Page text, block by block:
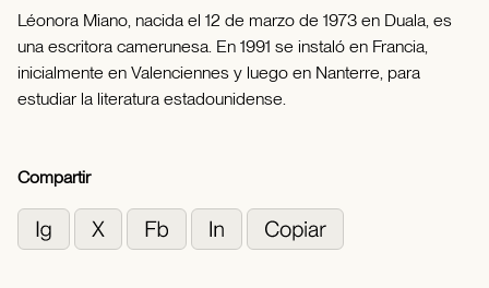
Léonora Miano, nacida el 12 de marzo de 1973 en Duala, es
una escritora camerunesa. En 1991 se instaló en Francia,
inicialmente en Valenciennes y luego en Nanterre, para
estudiar la literatura estadounidense.
Compartir